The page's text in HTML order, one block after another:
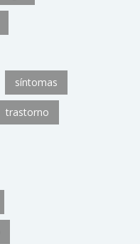
síntomas
trastorno